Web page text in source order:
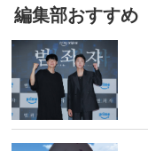
編集部おすすめ